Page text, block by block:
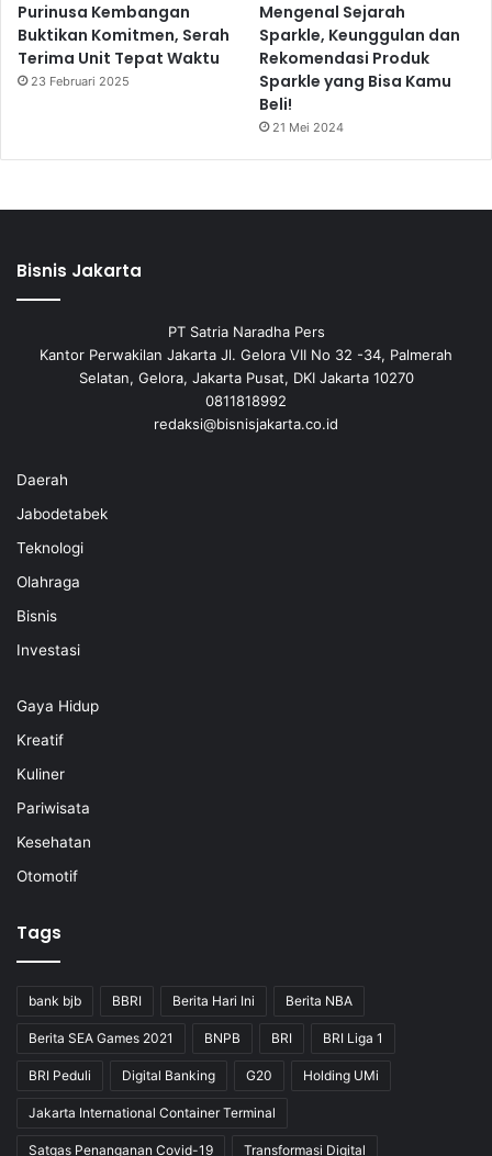
Purinusa Kembangan
Buktikan Komitmen, Serah
Terima Unit Tepat Waktu
23 Februari 2025
Mengenal Sejarah
Sparkle, Keunggulan dan
Rekomendasi Produk
Sparkle yang Bisa Kamu
Beli!
21 Mei 2024
Bisnis Jakarta
PT Satria Naradha Pers
Kantor Perwakilan Jakarta Jl. Gelora VII No 32 -34, Palmerah
Selatan, Gelora, Jakarta Pusat, DKI Jakarta 10270
0811818992
redaksi@bisnisjakarta.co.id
Daerah
Jabodetabek
Teknologi
Olahraga
Bisnis
Investasi
Gaya Hidup
Kreatif
Kuliner
Pariwisata
Kesehatan
Otomotif
Tags
bank bjb BBRI Berita Hari Ini Berita NBA
Berita SEA Games 2021 BNPB BRI BRI Liga 1
BRI Peduli Digital Banking G20 Holding UMi
Jakarta International Container Terminal
Satgas Penanganan Covid-19 Transformasi Digital